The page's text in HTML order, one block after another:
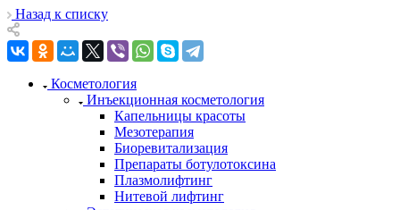
Назад к списку
Косметология
Инъекционная косметология
Капельницы красоты
Мезотерапия
Биоревитализация
Препараты ботулотоксина
Плазмолифтинг
Нитевой лифтинг